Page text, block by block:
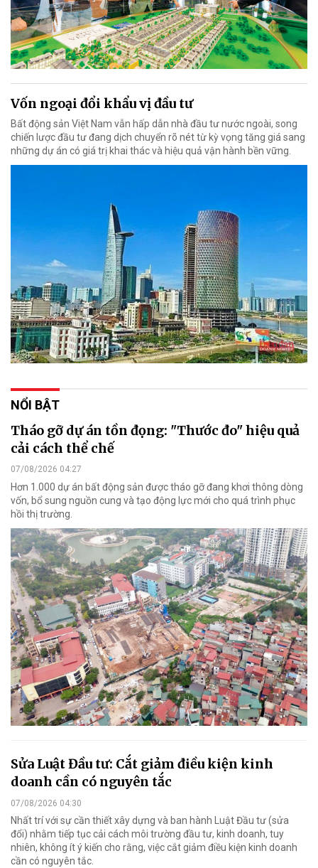
Vốn ngoại đổi khẩu vị đầu tư
Bất động sản Việt Nam vẫn hấp dẫn nhà đầu tư nước ngoài, song
chiến lược đầu tư đang dịch chuyển rõ nét từ kỳ vọng tăng giá sang
những dự án có giá trị khai thác và hiệu quả vận hành bền vững.
NỔI BẬT
Tháo gỡ dự án tồn đọng: "Thước đo" hiệu quả
cải cách thể chế
07/08/2026 04:27
Hơn 1.000 dự án bất động sản được tháo gỡ đang khơi thông dòng
vốn, bổ sung nguồn cung và tạo động lực mới cho quá trình phục
hồi thị trường.
Sửa Luật Đầu tư: Cắt giảm điều kiện kinh
doanh cần có nguyên tắc
07/08/2026 04:30
Nhất trí với sự cần thiết xây dựng và ban hành Luật Đầu tư (sửa
đổi) nhằm tiếp tục cải cách môi trường đầu tư, kinh doanh, tuy
nhiên, không ít ý kiến cho rằng, việc cắt giảm điều kiện kinh doanh
cần có nguyên tắc.